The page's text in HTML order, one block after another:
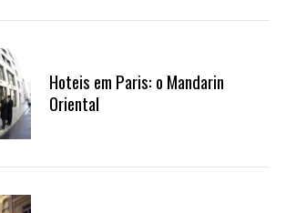
Hoteis em Paris: o Mandarin
Oriental